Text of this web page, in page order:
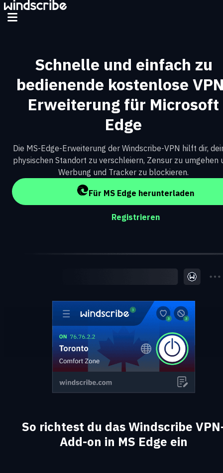
Schnelle und einfach zu
bedienende kostenlose
Erweiterung für Microsoft
Edge
Die MS-Edge-Erweiterung der Windscribe-VPN hilft dir,
physischen Standort zu verschleiern, Zensur zu umgehen
Werbung und Tracker zu blockieren.
Für MS Edge herunterladen
Registrieren
So richtest du das Windscribe
Add-on in MS Edge ein